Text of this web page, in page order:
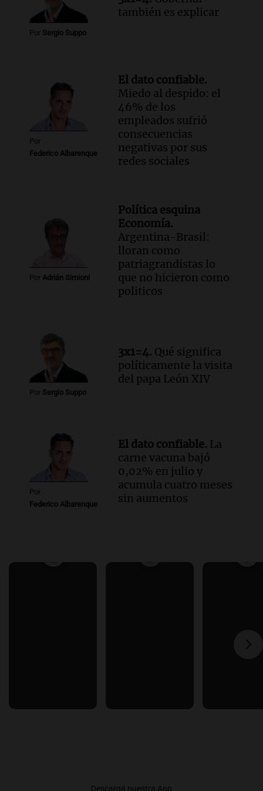
Por Sergio Suppo
también es explicar
Por
Federico Albarenque
El dato confiable.
Miedo al despido: el
46% de los
empleados sufrió
consecuencias
negativas por sus
redes sociales
Por Adrián Simioni
Política esquina
Economía.
Argentina-Brasil:
lloran como
patriagrandistas lo
que no hicieron como
politicos
Por Sergio Suppo
3x1=4. Qué significa
políticamente la visita
del papa León XIV
Por
Federico Albarenque
El dato confiable. La
carne vacuna bajó
0,02% en julio y
acumula cuatro meses
sin aumentos